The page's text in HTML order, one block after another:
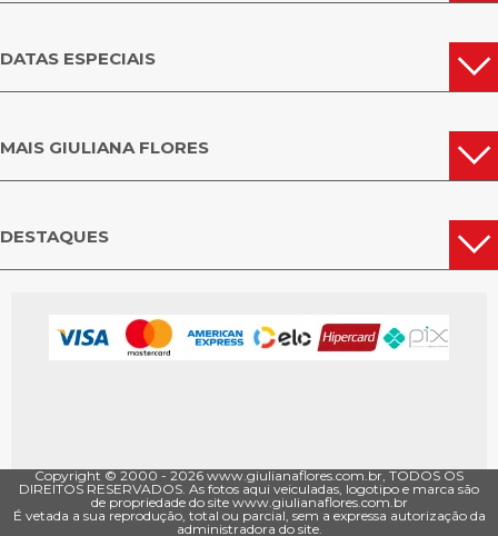
DATAS ESPECIAIS
MAIS GIULIANA FLORES
DESTAQUES
Copyright © 2000 - ­2026 www.giulianaflores.com.br, TODOS OS
DIREITOS RESERVADOS. As fotos aqui veiculadas, logotipo e marca são
de propriedade do site www.giulianaflores.com.br
É vetada a sua reprodução, total ou parcial, sem a expressa autorização da
administradora do site.